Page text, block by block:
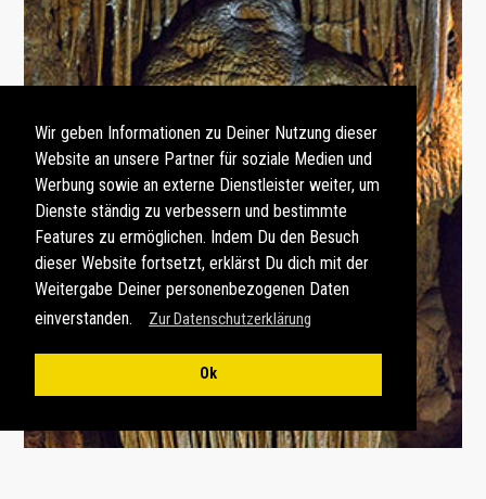
Wir geben Informationen zu Deiner Nutzung dieser
Website an unsere Partner für soziale Medien und
Werbung sowie an externe Dienstleister weiter, um
Dienste ständig zu verbessern und bestimmte
Features zu ermöglichen. Indem Du den Besuch
dieser Website fortsetzt, erklärst Du dich mit der
Weitergabe Deiner personenbezogenen Daten
einverstanden.
Zur Datenschutzerklärung
Ok